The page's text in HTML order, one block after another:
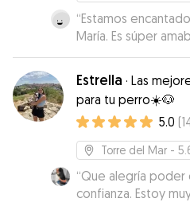
“Estamos
María. Es súper
Rocky como si
animales.
como para Rocky .”
Estrella · Las
para tu perro☀️🐶
5.0 (
Torre del Mar -
“Que alegría poder
confianza.